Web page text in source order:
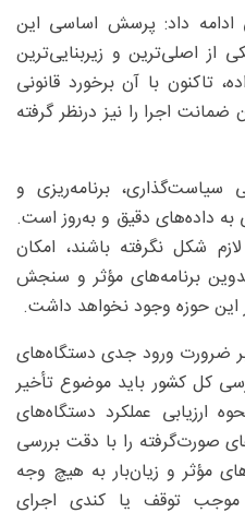
ادامه داد: پرسش اساسی این
اصلی‌ترین و زیربنایی‌ترین
تاکنون با آن برخورد قانونی
اجرا را نیز درنظر گرفته
برنامه‌ریزی و
داده‌های دقیق و به‌روز است.
شکل نگرفته باشند، امکان
برنامه‌های مؤثر و سنجش
این حوزه وجود نخواهد داشت.
ضرورت ورود جدی دستگاه‌های
کل کشور باید موضوع تأخیر
ارزیابی عملکرد دستگاه‌های
صورت‌گرفته را با دقت بررسی
مؤثر و زیان‌بار به هیچ وجه
توقف یا کندی اجرای